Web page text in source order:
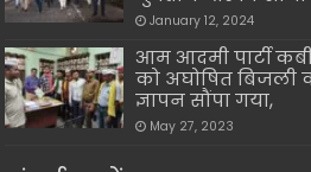
January 12, 2024
आम आदमी पार्टी
को अघोषित बिजली
ज्ञापन सौंपा गया,
May 27, 2023